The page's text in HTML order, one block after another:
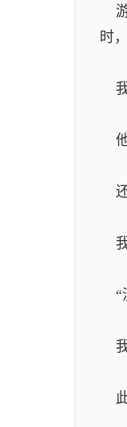
游
时
我
他
还
我
“
我
此